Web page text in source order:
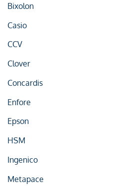
Bixolon
Casio
CCV
Clover
Concardis
Enfore
Epson
HSM
Ingenico
Metapace